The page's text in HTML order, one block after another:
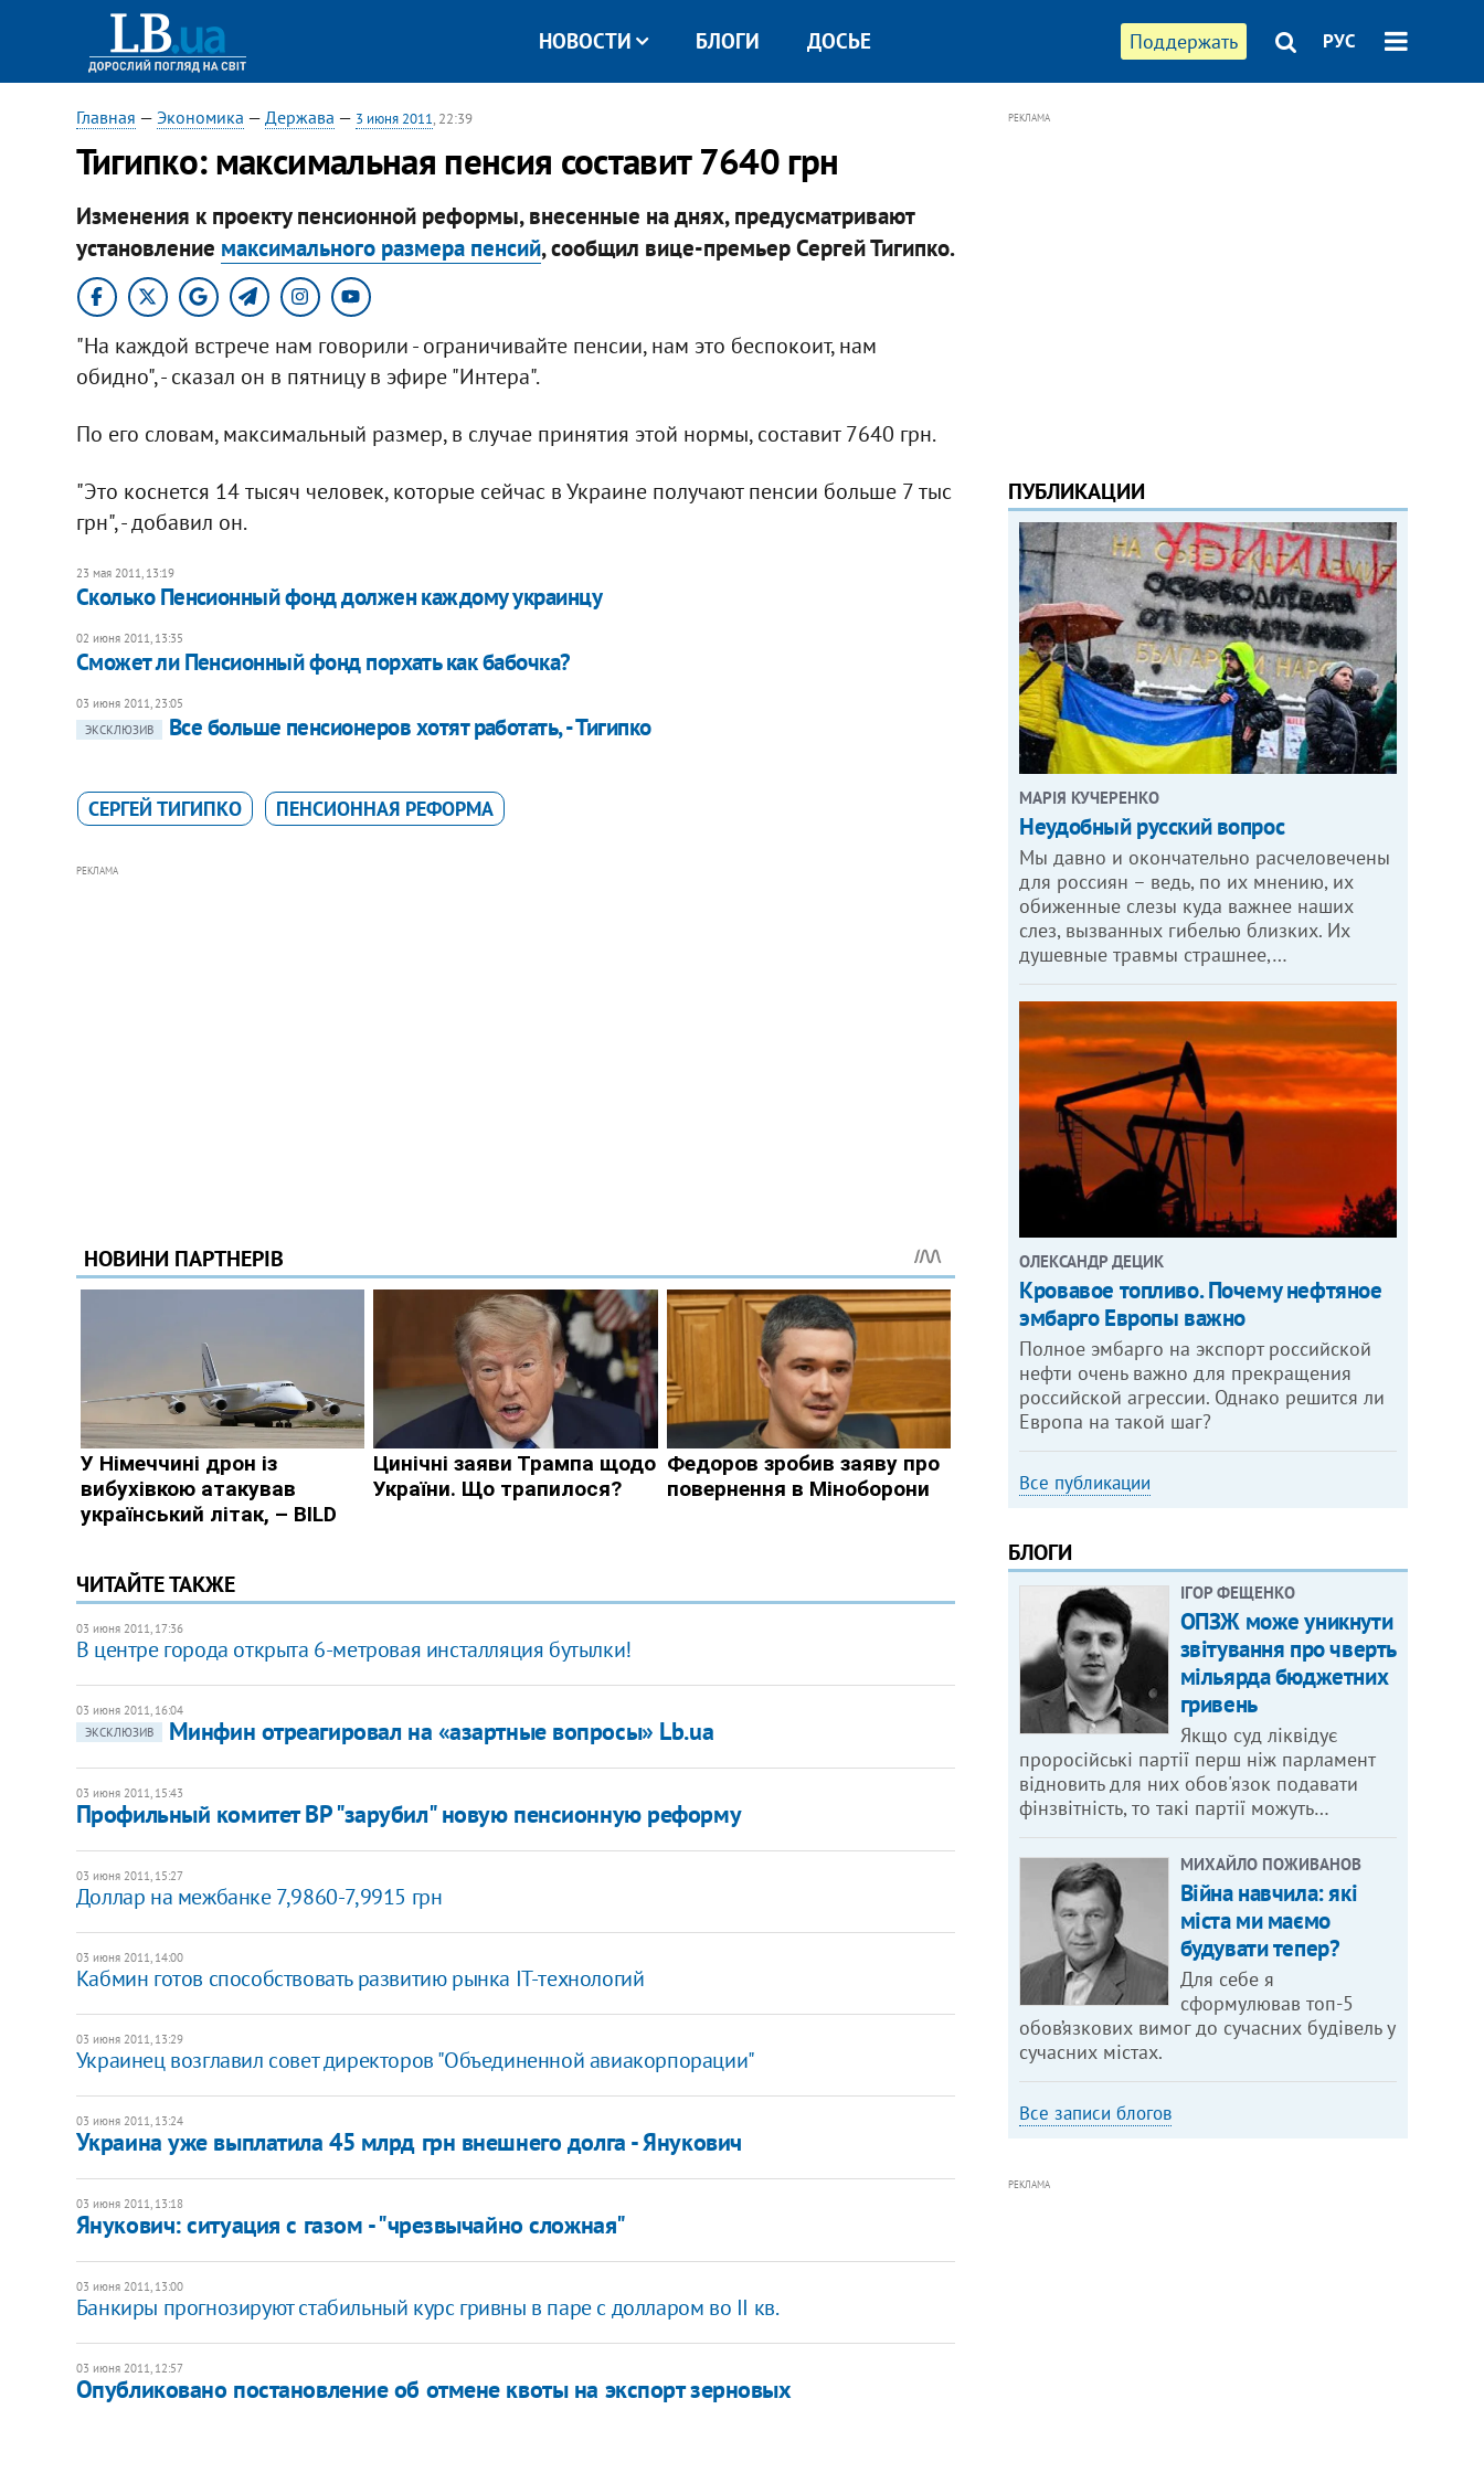
Поддержать РУС
НОВОСТИ БЛОГИ ДОСЬЕ
Главная — Экономика — Держава — 3 июня 2011, 22:39
Тигипко: максимальная пенсия составит 7640 грн
Изменения к проекту пенсионной реформы, внесенные на днях, предусматривают
установление максимального размера пенсий, сообщил вице-премьер Сергей Тигипко.
"На каждой встрече нам говорили - ограничивайте пенсии, нам это беспокоит, нам
обидно", - сказал он в пятницу в эфире "Интера".
По его словам, максимальный размер, в случае принятия этой нормы, составит 7640 грн.
"Это коснется 14 тысяч человек, которые сейчас в Украине получают пенсии больше 7 тыс
грн", - добавил он.
23 мая 2011, 13:19
Сколько Пенсионный фонд должен каждому украинцу
02 июня 2011, 13:35
Сможет ли Пенсионный фонд порхать как бабочка?
03 июня 2011, 23:05
ЭКСКЛЮЗИВ
Все больше пенсионеров хотят работать, - Тигипко
СЕРГЕЙ ТИГИПКО ПЕНСИОННАЯ РЕФОРМА
РЕКЛАМА
ЧИТАЙТЕ ТАКЖЕ
03 июня 2011, 17:36
В центре города открыта 6-метровая инсталляция бутылки!
03 июня 2011, 16:04
ЭКСКЛЮЗИВ
Минфин отреагировал на «азартные вопросы» Lb.ua
03 июня 2011, 15:43
Профильный комитет ВР "зарубил" новую пенсионную реформу
03 июня 2011, 15:27
Доллар на межбанке 7,9860-7,9915 грн
03 июня 2011, 14:00
​Кабмин готов способствовать развитию рынка IT-технологий
03 июня 2011, 13:29
Украинец возглавил совет директоров "Объединенной авиакорпорации"
03 июня 2011, 13:24
Украина уже выплатила 45 млрд грн внешнего долга - Янукович
03 июня 2011, 13:18
Янукович: ситуация с газом - "чрезвычайно сложная"
03 июня 2011, 13:00
​Банкиры прогнозируют стабильный курс гривны в паре с долларом во II кв.
03 июня 2011, 12:57
Опубликовано постановление об отмене квоты на экспорт зерновых
РЕКЛАМА
ПУБЛИКАЦИИ
МАРІЯ КУЧЕРЕНКО
​Неудобный русский вопрос
Мы давно и окончательно расчеловечены
для россиян – ведь, по их мнению, их
обиженные слезы куда важнее наших
слез, вызванных гибелью близких. Их
душевные травмы страшнее,…
ОЛЕКСАНДР ДЕЦИК
Кровавое топливо. Почему нефтяное
эмбарго Европы важно
Полное эмбарго на экспорт российской
нефти очень важно для прекращения
российской агрессии. Однако решится ли
Европа на такой шаг?
Все публикации
БЛОГИ
ІГОР ФЕЩЕНКО
ОПЗЖ може уникнути
звітування про чверть
мільярда бюджетних
гривень
Якщо суд ліквідує
проросійські партії перш ніж парламент
відновить для них обов'язок подавати
фінзвітність, то такі партії можуть…
МИХАЙЛО ПОЖИВАНОВ
Війна навчила: які
міста ми маємо
будувати тепер?
Для себе я
сформулював топ-5
обов’язкових вимог до сучасних будівель у
сучасних містах.
Все записи блогов
РЕКЛАМА